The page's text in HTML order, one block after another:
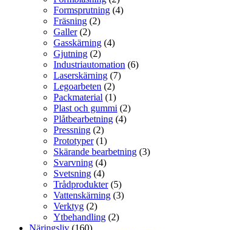
Formsprutning (4)
Fräsning (2)
Galler(2)
Gasskärning (4)
Gjutning (2)
Industriautomation (6)
Laserskärning (7)
Legoarbeten (2)
Packmaterial (1)
Plast och gummi (2)
Plåtbearbetning (4)
Pressning (2)
Prototyper(1)
Skärande bearbetning (3)
Svarvning (4)
Svetsning (4)
Trådprodukter(5)
Vattenskärning (3)
Verktyg (2)
Ytbehandling (2)